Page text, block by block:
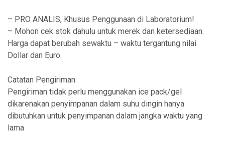
– PRO ANALIS, Khusus Penggunaan di Laboratorium!
– Mohon cek stok dahulu untuk merek dan ketersediaan.
Harga dapat berubah sewaktu – waktu tergantung nilai
Dollar dan Euro.
Catatan Pengiriman:
Pengiriman tidak perlu menggunakan ice pack/gel
dikarenakan penyimpanan dalam suhu dingin hanya
dibutuhkan untuk penyimpanan dalam jangka waktu yang
lama